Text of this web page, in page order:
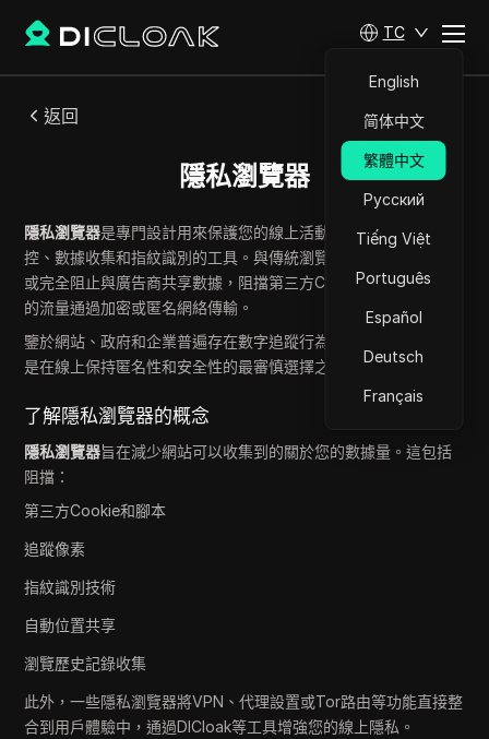
TC
English
简体中文
繁體中文
Русский
Tiếng Việt
Português
Español
Deutsch
Français
返回
隱私瀏覽器
隱私瀏覽器是專門設計用來保護您的線上活動免受追蹤器、監
控、數據收集和指紋識別的工具。與傳統瀏覽器相比，它們限制
或完全阻止與廣告商共享數據，阻擋第三方Cookie，並經常將您
的流量通過加密或匿名網絡傳輸。
鑒於網站、政府和企業普遍存在數字追蹤行為，選擇隱私瀏覽器
是在線上保持匿名性和安全性的最審慎選擇之一。
了解隱私瀏覽器的概念
隱私瀏覽器旨在減少網站可以收集到的關於您的數據量。這包括
阻擋：
第三方Cookie和腳本
追蹤像素
指紋識別技術
自動位置共享
瀏覽歷史記錄收集
此外，一些隱私瀏覽器將VPN、代理設置或Tor路由等功能直接整
合到用戶體驗中，通過DICloak等工具增強您的線上隱私。